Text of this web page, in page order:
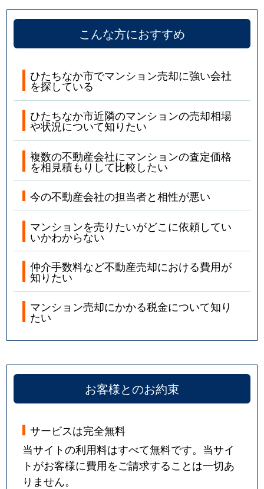
こんな方におすすめ
ひたちなか市でマンション売却に強い会社
を探している
ひたちなか市近隣のマンションの売却相場
や状況について知りたい
複数の不動産会社にマンションの査定価格
を相見積もりして比較したい
今の不動産会社の担当者と相性が悪い
マンションを売りたいがどこに依頼してい
いかわからない
仲介手数料など不動産売却における費用が
知りたい
マンション売却にかかる税金について知り
たい
お客様とのお約束
サービスは完全無料
当サイトの利用料はすべて無料です。当サイ
トがお客様に費用をご請求することは一切あ
りません。